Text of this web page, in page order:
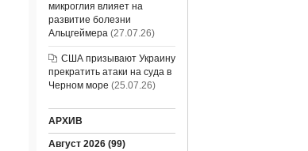
микроглия влияет на
развитие болезни
Альцгеймера(27.07.26)
США призывают Украину
прекратить атаки на суда в
Черном море (25.07.26)
АРХИВ
Август 2026 (99)